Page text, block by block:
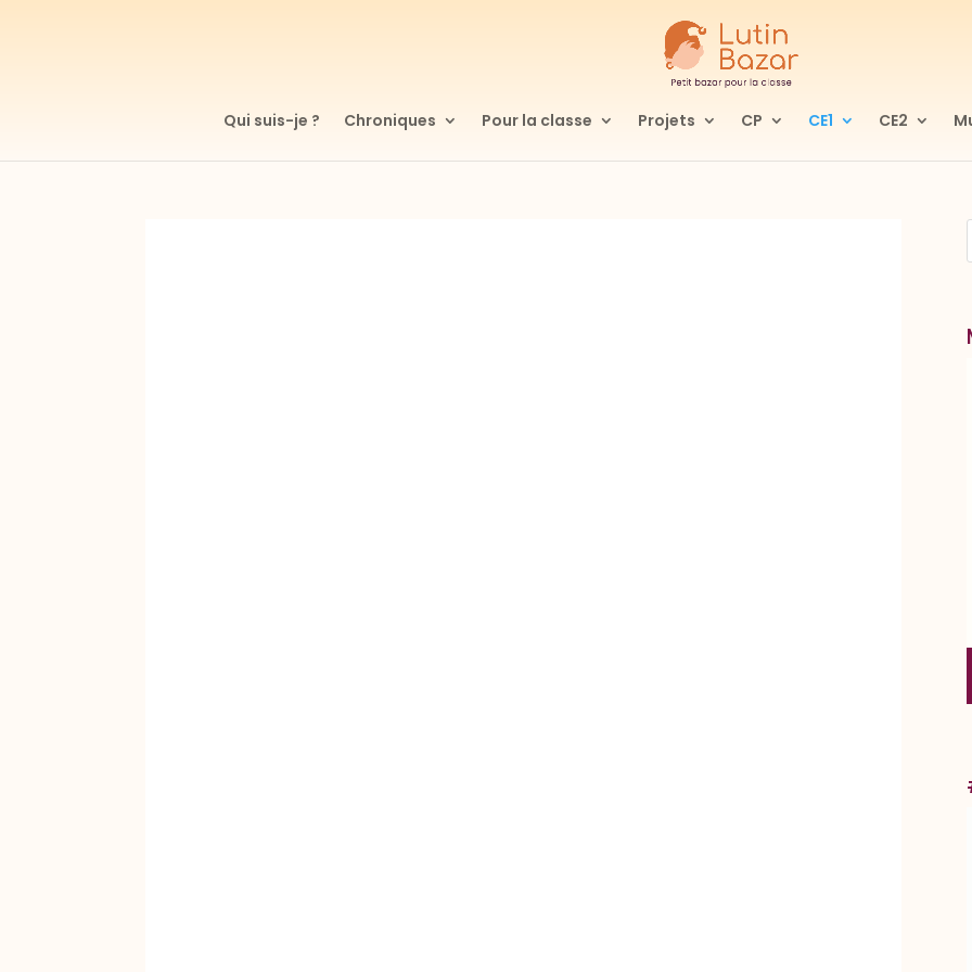
Qui suis-je ? Chroniques Pour la classe Projets CP CE1 CE2